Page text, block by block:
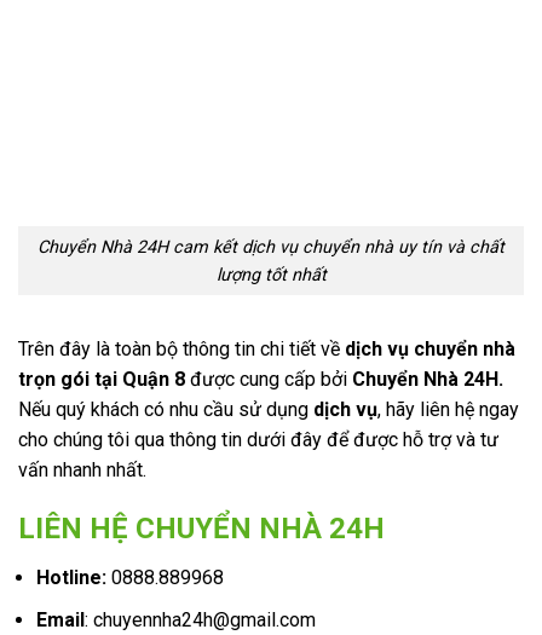
Chuyển Nhà 24H cam kết dịch vụ chuyển nhà uy tín và chất
lượng tốt nhất
Trên đây là toàn bộ thông tin chi tiết về dịch vụ chuyển nhà
trọn gói tại Quận 8 được cung cấp bởi Chuyển Nhà 24H.
Nếu quý khách có nhu cầu sử dụng dịch vụ, hãy liên hệ ngay
cho chúng tôi qua thông tin dưới đây để được hỗ trợ và tư
vấn nhanh nhất.
LIÊN HỆ CHUYỂN NHÀ 24H
Hotline: 0888.889968
Email: chuyennha24h@gmail.com